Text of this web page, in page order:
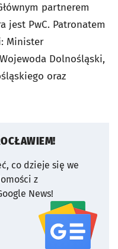
partnerem
jest PwC. Patronatem
Minister
Dolnośląski,
oraz
co dzieje się we
z
News!
serwisu